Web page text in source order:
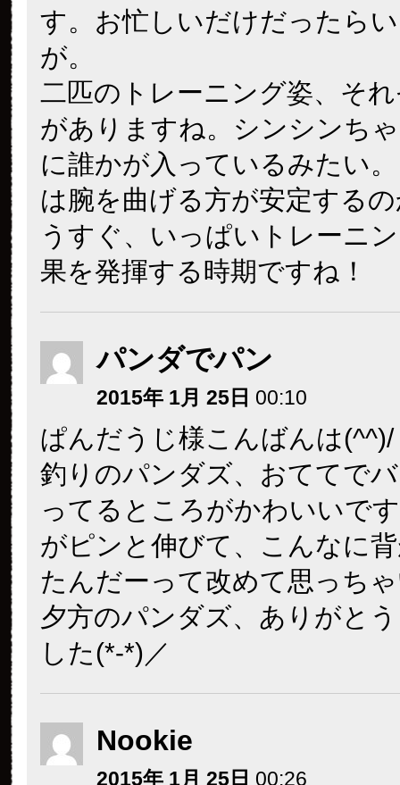
す。お忙しいだけだったら
が。
二匹のトレーニング姿、そ
がありますね。シンシンち
に誰かが入っているみたい
は腕を曲げる方が安定する
うすぐ、いっぱいトレーニ
果を発揮する時期ですね！
パンダでパン
2015年 1月 25日 00:10
ぱんだうじ様こんばんは(^^)/
釣りのパンダズ、おててで
ってるところがかわいいで
がピンと伸びて、こんなに
たんだーって改めて思っち
夕方のパンダズ、ありがと
した(*-*)／
Nookie
2015年 1月 25日 00:26